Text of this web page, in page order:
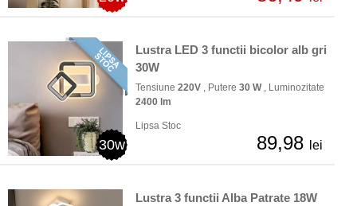
30w
Lustra LED 3 functii bicolor alb gri
30W
Tensiune 220V , Putere 30 W, Luminozitate
2400 lm
Lipsa Stoc
89,98 lei
Lustra 3 functii Alba Patrate 18W